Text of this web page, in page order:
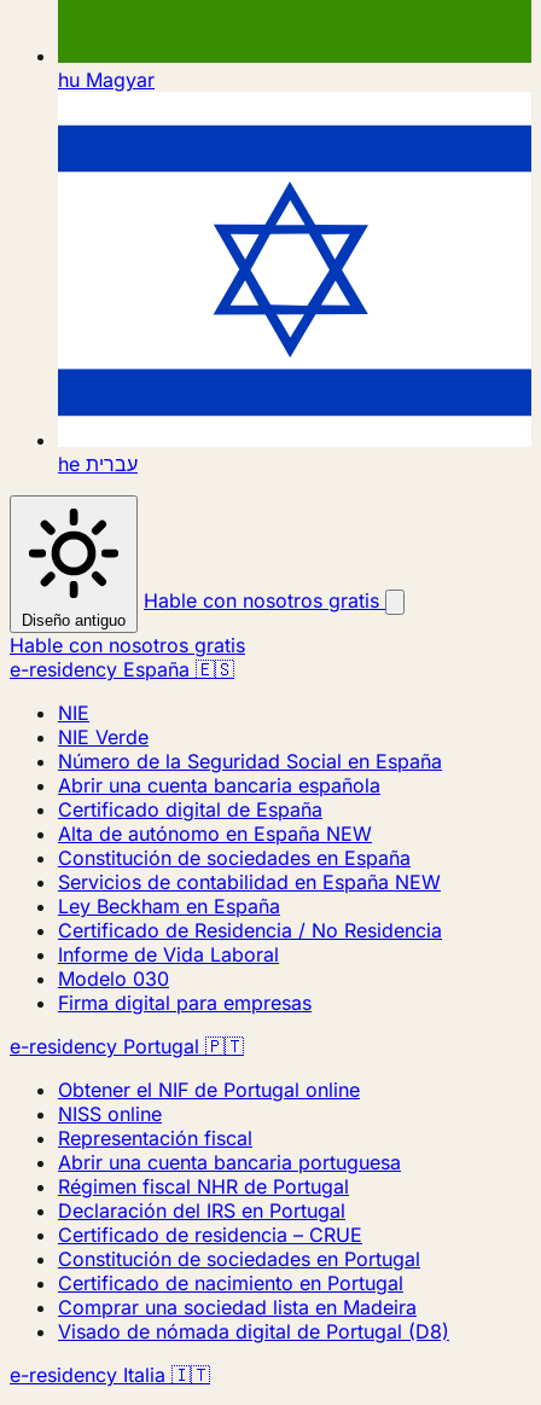
hu Magyar
he עברית
Diseño antiguo
Hable con nosotros gratis
Hable con nosotros gratis
e-residency España 🇪🇸
NIE
NIE Verde
Número de la Seguridad Social en España
Abrir una cuenta bancaria española
Certificado digital de España
Alta de autónomo en España NEW
Constitución de sociedades en España
Servicios de contabilidad en España NEW
Ley Beckham en España
Certificado de Residencia / No Residencia
Informe de Vida Laboral
Modelo 030
Firma digital para empresas
e-residency Portugal 🇵🇹
Obtener el NIF de Portugal online
NISS online
Representación fiscal
Abrir una cuenta bancaria portuguesa
Régimen fiscal NHR de Portugal
Declaración del IRS en Portugal
Certificado de residencia – CRUE
Constitución de sociedades en Portugal
Certificado de nacimiento en Portugal
Comprar una sociedad lista en Madeira
Visado de nómada digital de Portugal (D8)
e-residency Italia 🇮🇹